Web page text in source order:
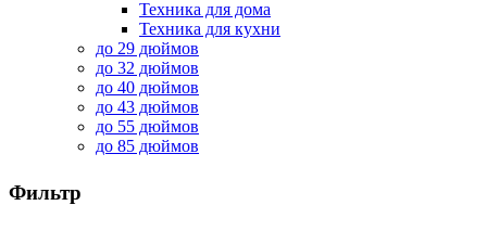
Техника для дома
Техника для кухни
до 29 дюймов
до 32 дюймов
до 40 дюймов
до 43 дюймов
до 55 дюймов
до 85 дюймов
Фильтр